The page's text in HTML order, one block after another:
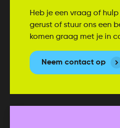
Heb je een vraag of
gerust of stuur ons een
komen graag met je in
Neem contact op